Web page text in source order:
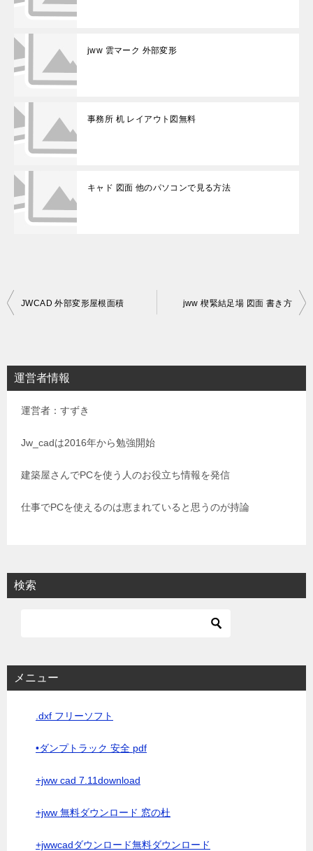
jww 雲マーク 外部変形
事務所 机 レイアウト図無料
キャド 図面 他のパソコンで見る方法
投
ビ
ゲ
JWCAD 外部変形屋根面積 jww 楔緊結足場 図面 書き方
運営者情報
運営者：すずき
Jw_cadは2016年から勉強開始
建築屋さんでPCを使う人のお役立ち情報を発信
仕事でPCを使えるのは恵まれていると思うのが持論
検索
メニュー
.dxf フリーソフト
•ダンプトラック 安全 pdf
+jww cad 7.11download
+jww 無料ダウンロード 窓の杜
+jwwcadダウンロード無料ダウンロード